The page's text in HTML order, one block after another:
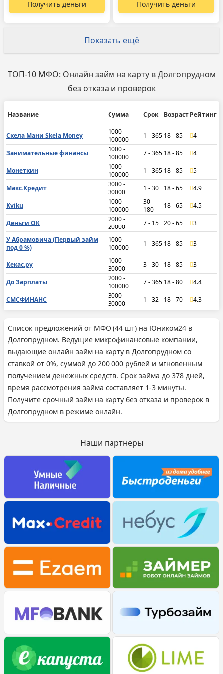
Получить деньги Получить деньги
Показать ещё
ТОП-10 МФО: Онлайн займ на карту в Долгопрудном
без отказа и проверок
Название Сумма Срок ВозрастРейтинг
Скела Мани Skela Money
1000 -
100000
1 - 365 18 - 85 4
Занимательные финансы
1000 -
100000
7 - 365 18 - 85 4
Монеткин
1000 -
100000
1 - 365 18 - 85 5
Макс.Кредит
3000 -
30000
1 - 30 18 - 65 4.9
Kviku
1000 -
100000
30 -
180
18 - 65 4.5
Деньги ОК
2000 -
20000
7 - 15 20 - 65
3
У Абрамовича (Первый займ
под 0 %)
1000 -
100000
1 - 365 18 - 85 3
Кекас.ру
1000 -
30000
3 - 30 18 - 85 3
До Зарплаты
2000 -
100000
7 - 365 18 - 80 4.4
СМСФИНАНС
3000 -
30000
1 - 32 18 - 70 4.3
Список предложений от МФО (44 шт) на Юником24 в
Долгопрудном. Ведущие микрофинансовые компании,
выдающие онлайн займ на карту в Долгопрудном со
ставкой от 0%, суммой до 200 000 рублей и мгновенным
получением денежных средств. Срок займа до 378 дней,
время рассмотрения займа составляет 1-3 минуты.
Получите срочный займ на карту без отказа и проверок в
Долгопрудном в режиме онлайн.
Наши партнеры